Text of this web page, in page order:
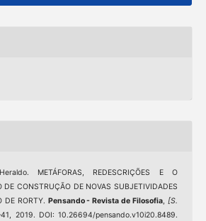
METÁFORAS, REDESCRIÇÕES E O
DE CONSTRUÇÃO DE NOVAS SUBJETIVIDADES
DE RORTY. Pensando - Revista de Filosofia,[S.
2019. DOI: 10.26694/pensando.v10i20.8489.